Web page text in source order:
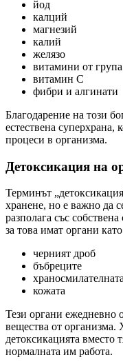
йод
калций
магнезий
калий
желязо
витамини от
витамин C
фибри и алгинати
Благодарение на този
естествена
процеси в организма.
Детоксикация на
Терминът
хранене, но е важно да
разполага със
за това имат органи
черният дроб
бъбреците
кожата
Тези органи ежедневно
вещества от организма.
детоксикацията вместо
нормалната им работа.